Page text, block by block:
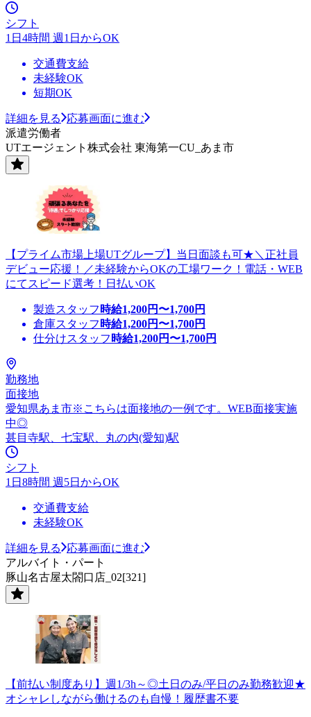
シフト
1日4時間 週1日からOK
交通費支給
未経験OK
短期OK
詳細を見る
応募画面に進む
派遣労働者
UTエージェント株式会社 東海第一CU_あま市
【プライム市場上場UTグループ】当日面談も可★＼正社員
デビュー応援！／未経験からOKの工場ワーク！電話・WEB
にてスピード選考！日払いOK
製造スタッフ 時給1,200円〜1,700円
倉庫スタッフ 時給1,200円〜1,700円
仕分けスタッフ 時給1,200円〜1,700円
勤務地
面接地
愛知県あま市※こちらは面接地の一例です。WEB面接実施
中◎
甚目寺駅、七宝駅、丸の内(愛知)駅
シフト
1日8時間 週5日からOK
交通費支給
未経験OK
詳細を見る
応募画面に進む
アルバイト・パート
豚山名古屋太閤口店_02[321]
【前払い制度あり】週1/3h～◎土日のみ/平日のみ勤務歓迎★
オシャレしながら働けるのも自慢！履歴書不要